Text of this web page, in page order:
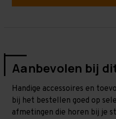
Aanbevolen bij
Handige accessoires en
bij het bestellen goed op
afmetingen die horen bij je